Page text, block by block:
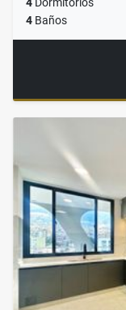
4 Baños